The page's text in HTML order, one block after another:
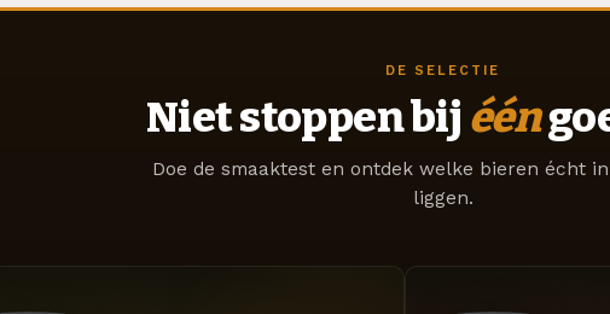
DE SELECTIE
Niet stoppen bij één
Doe de smaaktest en ontdek welke bieren écht
liggen.